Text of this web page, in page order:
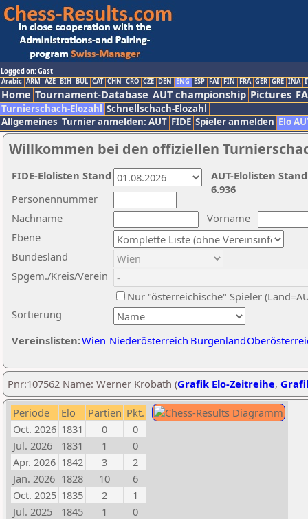
Logged on: Gast
Arabic ARM AZE BIH BUL CAT CHN CRO CZE DEN ENG ESP FAI FIN FRA GER GRE INA
Home Tournament-Database AUT championship Pictures
Turnierschach-Elozahl Schnellschach-Elozahl
Allgemeines Turnier anmelden: AUT FIDE Spieler anmelden Elo
Willkommen bei den offiziellen
Nachname
Vorname
Ebene
Sortierung
Personennummer
Bundesland
Spgem./Kreis/Verein
Nur "österreichische" Spieler
Vereinslisten:Wien Niederösterreich Burgenland
AUT-Elolisten
6.936
FIDE-Elolisten Stand
Pnr:107562 Name: Werner Krobath (Grafik Elo-Zeitreihe,
Periode Elo Partien Pkt.
Oct. 2026 1831 0
0
Jul. 2026
1831 1
0
Apr. 2026 1842 3
2
Jan. 2026 1828 10
6
Oct. 2025 1835 2
1
Jul. 2025
1845 1
0